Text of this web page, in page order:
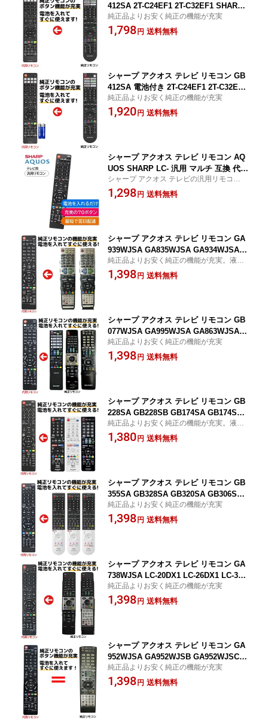
412SA 2T-C24EF1 2T-C32EF1 SHARP
AQUOS 液晶テレビ 代用リモコン REM
OSTA 0106380611
純正品よりお安く純正の機能が充実
1,798 円 送料無料
シャープ アクオス テレビ リモコン GB
412SA 電池付き 2T-C24EF1 2T-C32EF1
SHARP AQUOS 液晶テレビ 代用リモコ
ン REMOSTA 0106380611
純正品よりお安く純正の機能が充実
1,920 円 送料無料
シャープ アクオス テレビ リモコン AQ
UOS SHARP LC- 汎用 マルチ 互換 代用
リモコン
シャープ アクオス テレビの汎用リモコン
純正機能のボタン充実
1,298 円 送料無料
シャープ アクオス テレビ リモコン GA
939WJSA GA835WJSA GA934WJSA G
A933WJSA SHARP AQUOS LC-32V5 L
C-32V5-B LC-32V5-W LC-20DE7 LC-26
用リモコン REMOSTA
純正品よりお安く純正の機能が充実。液晶
テレビ リモコン LC-32V5 LC-32V5-B LC-3
2V5-W
1,398 円 送料無料
シャープ アクオス テレビ リモコン GB
077WJSA GA995WJSA GA863WJSA L
C-32H10 LC-32H9 LC-40H9 LC-19K7 LC
-22K7 LC-24K7 LC-26DV7 LC-32DX3 L
純正品よりお安く純正の機能が充実
1,398 円 送料無料
シャープ アクオス テレビ リモコン GB
228SA GB228SB GB174SA GB174SB
GB177SA GB221SA GB221SB GB221S
C GB129WJSA GB129WJSB GB130WJ
EMOSTA
純正品よりお安く純正の機能が充実。液晶
テレビ 薄型テレビ リモコンGB214SE GB2
72SB GB285SA GB333SA
1,380 円 送料無料
シャープ アクオス テレビ リモコン GB
355SA GB328SA GB320SA GB306SA 4
T-C50CL1 4T-C50CN1 4T-C55CL1 4T-C5
5CN1 4T-C60CN1 4T-C70CN1 4T-C55CQ
コン REMOSTA
純正品よりお安く純正の機能が充実
1,398 円 送料無料
シャープ アクオス テレビ リモコン GA
738WJSA LC-20DX1 LC-26DX1 LC-32D
X1 LC-37DX1 LC-42DX1 LC-46DX1 LC-
52DX1 SHARP AQUOS 液晶テレビ 代
純正品よりお安く純正の機能が充実
1,398 円 送料無料
シャープ アクオス テレビ リモコン GA
952WJSA GA952WJSB GA952WJSC L
C-16K5 LC-19K5 LC-22K5 LC-24K5 SH
ARP AQUOS 液晶テレビ 代用リモコン
純正品よりお安く純正の機能が充実
1,398 円 送料無料